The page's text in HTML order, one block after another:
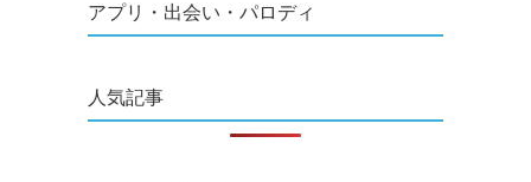
アプリ・出会い・パロディ
人気記事